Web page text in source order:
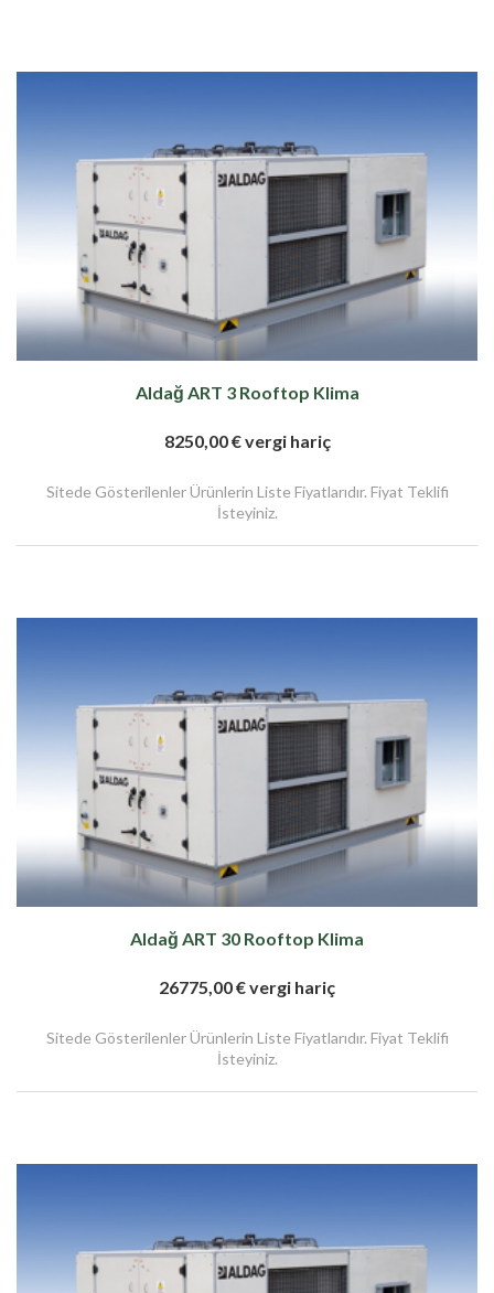
Aldağ ART 3 Rooftop Klima
8250,00 € vergi hariç
Sitede Gösterilenler Ürünlerin Liste Fiyatlarıdır. Fiyat Teklifi
İsteyiniz.
Aldağ ART 30 Rooftop Klima
26775,00 € vergi hariç
Sitede Gösterilenler Ürünlerin Liste Fiyatlarıdır. Fiyat Teklifi
İsteyiniz.